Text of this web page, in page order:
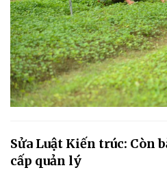
Sửa Luật Kiến trúc: Còn
cấp quản lý